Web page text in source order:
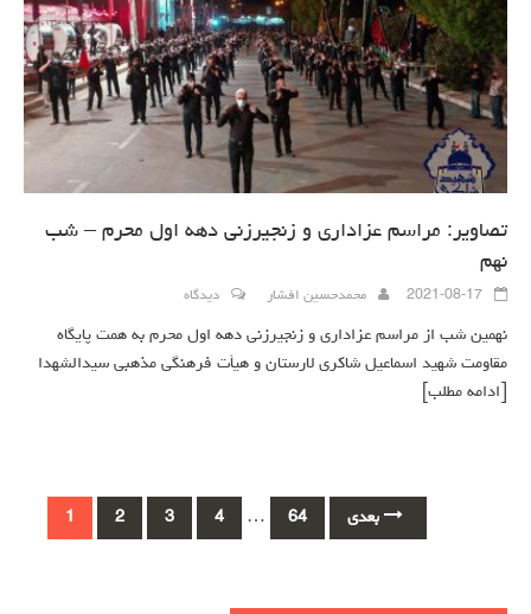
تصاویر: مراسم عزاداری و زنجیرزنی دهه اول محرم – شب
نهم
2021-08-17 محمدحسین افشار دیدگاه
نهمین شب از مراسم عزاداری و زنجیرزنی دهه اول محرم به همت پایگاه
مقاومت شهید اسماعیل شاکری لارستان و هیأت فرهنگی مذهبی سیدالشهدا
[ادامه مطلب]
navigation
1 2 3 4 … 64